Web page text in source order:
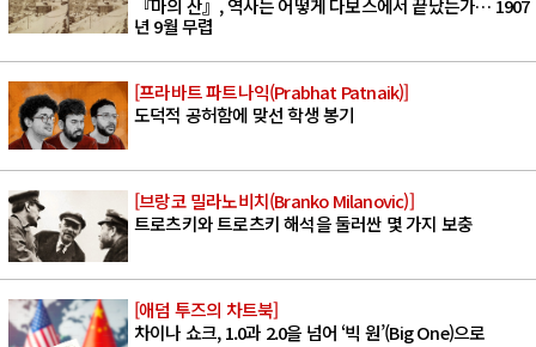
『마의 산』, 역사는 어떻게 다보스에서 끝났는가… 1907
년 9월 무렵
[프라바트 파트나익(Prabhat Patnaik)]
도덕적 공허함에 맞선 학생 봉기
[브랑코 밀라노비치(Branko Milanovic)]
트로츠키와 트로츠키 해석을 둘러싼 몇 가지 보충
[애덤 투즈의 차트북]
차이나 쇼크, 1.0과 2.0을 넘어 ‘빅 원’(Big One)으로